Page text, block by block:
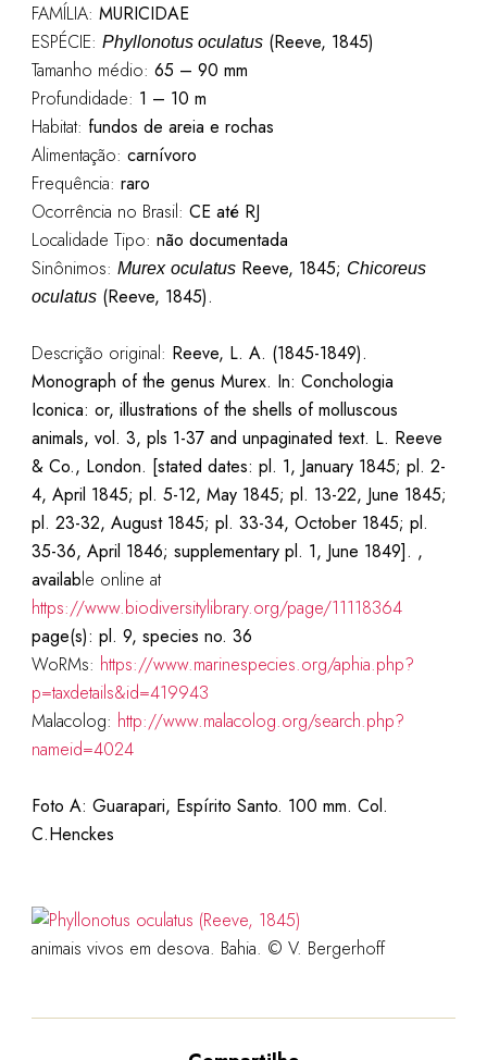
FAMÍLIA: MURICIDAE
ESPÉCIE: Phyllonotus oculatus(Reeve, 1845)
Tamanho médio: 65 – 90 mm
Profundidade: 1 – 10 m
Habitat: fundos de areia e rochas
Alimentação: carnívoro
Frequência: raro
Ocorrência no Brasil: CE até RJ
Localidade Tipo: não documentada
Sinônimos: Murex oculatus Reeve, 1845; Chicoreus
oculatus (Reeve, 1845).
Descrição original: Reeve, L. A. (1845-1849).
Monograph of the genus Murex. In: Conchologia
Iconica: or, illustrations of the shells of molluscous
animals, vol. 3, pls 1-37 and unpaginated text. L. Reeve
& Co., London. [stated dates: pl. 1, January 1845; pl. 2-
4, April 1845; pl. 5-12, May 1845; pl. 13-22, June 1845;
pl. 23-32, August 1845; pl. 33-34, October 1845; pl.
35-36, April 1846; supplementary pl. 1, June 1849]. ,
available online at
https://www.biodiversitylibrary.org/page/11118364
page(s): pl. 9, species no. 36
WoRMs: https://www.marinespecies.org/aphia.php?
p=taxdetails&id=419943
Malacolog: http://www.malacolog.org/search.php?
nameid=4024
Foto A: Guarapari, Espírito Santo. 100 mm. Col.
C.Henckes
animais vivos em desova. Bahia. © V. Bergerhoff